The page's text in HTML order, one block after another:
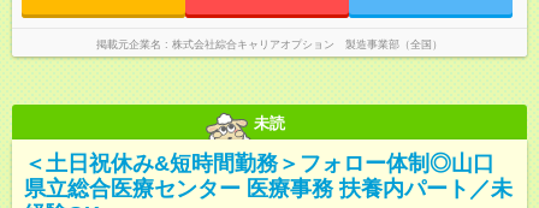
掲載元企業名 株式会社綜合キャリアオプション 製造事業部（全国）
未読
＜土日祝休み&短時間勤務＞フォロー体制◎山口
県立総合医療センター 医療事務 扶養内パート／未